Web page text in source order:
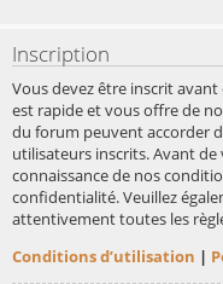
Inscription
Vous devez être inscrit
est rapide et vous offre de
du forum peuvent accorder
utilisateurs inscrits. Avant de
connaissance de nos
confidentialité. Veuillez
attentivement toutes les
Conditions d’utilisation |